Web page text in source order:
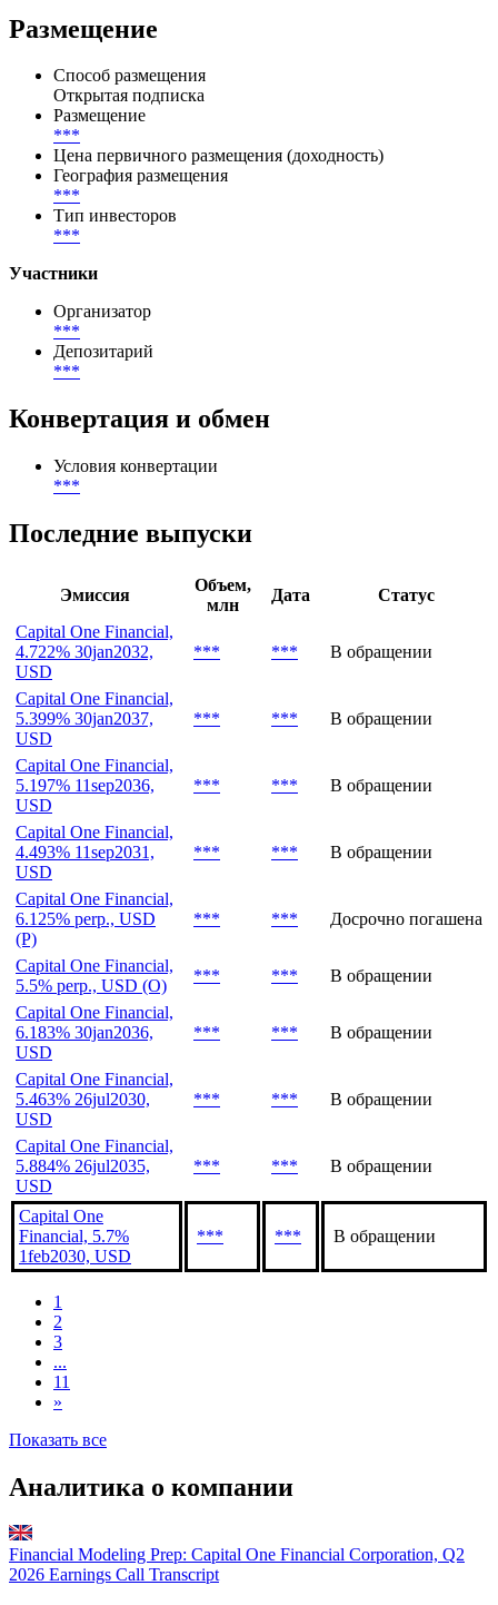
Размещение
Способ размещения
Открытая подписка
Размещение
***
Цена первичного размещения (доходность)
География размещения
***
Тип инвесторов
***
Участники
Организатор
***
Депозитарий
***
Конвертация и обмен
Условия конвертации
***
Последние выпуски
Эмиссия
Объем,
млн
Дата
Статус
Capital One Financial,
4.722% 30jan2032,
USD
*** *** В обращении
Capital One Financial,
5.399% 30jan2037,
USD
*** *** В обращении
Capital One Financial,
5.197% 11sep2036,
USD
*** *** В обращении
Capital One Financial,
4.493% 11sep2031,
USD
*** *** В обращении
Capital One Financial,
6.125% perp., USD
(P)
*** *** Досрочно погашена
Capital One Financial,
5.5% perp., USD (O)
*** ***
В обращении
Capital One Financial,
6.183% 30jan2036,
USD
*** *** В обращении
Capital One Financial,
5.463% 26jul2030,
USD
*** *** В обращении
Capital One Financial,
5.884% 26jul2035,
USD
*** *** В обращении
Capital One
Financial, 5.7%
1feb2030, USD
*** *** В обращении
1
2
3
...
11
»
Показать все
Аналитика о компании
Financial Modeling Prep: Capital One Financial Corporation, Q2
2026 Earnings Call Transcript